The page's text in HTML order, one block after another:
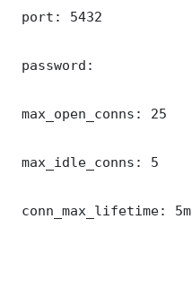
port: 5432
password:
max_open_conns: 25
max_idle_conns: 5
conn_max_lifetime: 5m